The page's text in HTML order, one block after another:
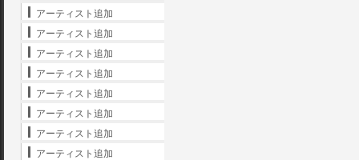
アーティスト追加
アーティスト追加
アーティスト追加
アーティスト追加
アーティスト追加
アーティスト追加
アーティスト追加
アーティスト追加